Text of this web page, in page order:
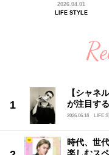
2026.04.01
LIFE STYLE
【シャネ
が注目す
2026.06.18
LIFE
時代、世